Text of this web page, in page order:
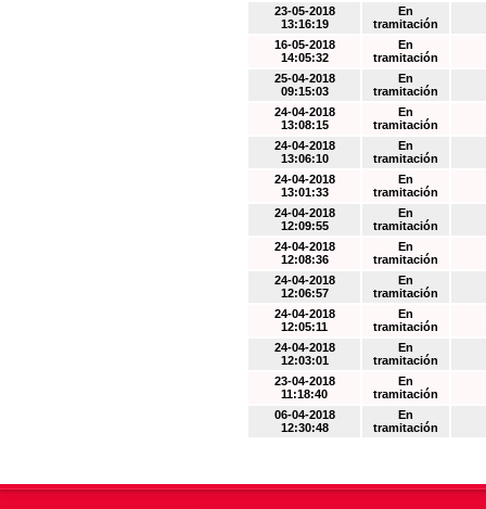
23-05-2018
13:16:19
En
tramitación
16-05-2018
14:05:32
En
tramitación
25-04-2018
09:15:03
En
tramitación
24-04-2018
13:08:15
En
tramitación
24-04-2018
13:06:10
En
tramitación
24-04-2018
13:01:33
En
tramitación
24-04-2018
12:09:55
En
tramitación
24-04-2018
12:08:36
En
tramitación
24-04-2018
12:06:57
En
tramitación
24-04-2018
12:05:11
En
tramitación
24-04-2018
12:03:01
En
tramitación
23-04-2018
11:18:40
En
tramitación
06-04-2018
12:30:48
En
tramitación